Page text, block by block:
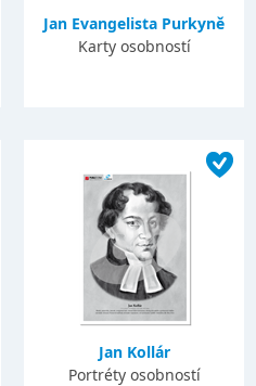
Jan Evangelista Purkyně
Karty osobností
Jan Kollár
Portréty osobností